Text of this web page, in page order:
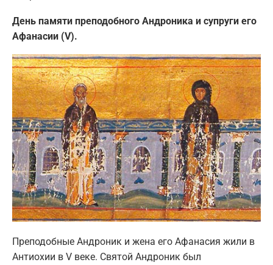
День памяти преподобного Андроника и супруги его
Афанасии (V).
Преподобные Андроник и жена его Афанасия жили в
Антиохии в V веке. Святой Андроник был